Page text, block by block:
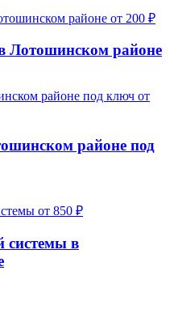
от 200 ₽
Лотошинском районе
от
районе под
от 850 ₽
системы в